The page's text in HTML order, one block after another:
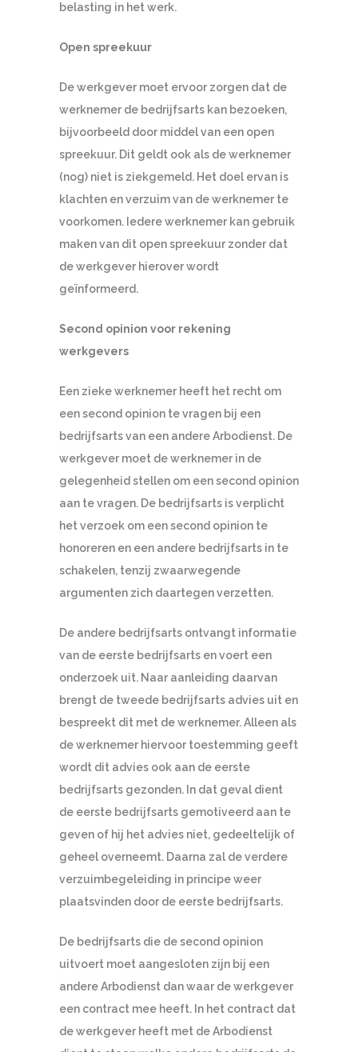
belasting in het werk.
Open spreekuur
De werkgever moet ervoor zorgen dat de
werknemer de bedrijfsarts kan bezoeken,
bijvoorbeeld door middel van een open
spreekuur. Dit geldt ook als de werknemer
(nog) niet is ziekgemeld. Het doel ervan is
klachten en verzuim van de werknemer te
voorkomen. Iedere werknemer kan gebruik
maken van dit open spreekuur zonder dat
de werkgever hierover wordt
geïnformeerd.
Second opinion voor rekening
werkgevers
Een zieke werknemer heeft het recht om
een second opinion te vragen bij een
bedrijfsarts van een andere Arbodienst. De
werkgever moet de werknemer in de
gelegenheid stellen om een second opinion
aan te vragen. De bedrijfsarts is verplicht
het verzoek om een second opinion te
honoreren en een andere bedrijfsarts in te
schakelen, tenzij zwaarwegende
argumenten zich daartegen verzetten.
De andere bedrijfsarts ontvangt informatie
van de eerste bedrijfsarts en voert een
onderzoek uit. Naar aanleiding daarvan
brengt de tweede bedrijfsarts advies uit en
bespreekt dit met de werknemer. Alleen als
de werknemer hiervoor toestemming geeft
wordt dit advies ook aan de eerste
bedrijfsarts gezonden. In dat geval dient
de eerste bedrijfsarts gemotiveerd aan te
geven of hij het advies niet, gedeeltelijk of
geheel overneemt. Daarna zal de verdere
verzuimbegeleiding in principe weer
plaatsvinden door de eerste bedrijfsarts.
De bedrijfsarts die de second opinion
uitvoert moet aangesloten zijn bij een
andere Arbodienst dan waar de werkgever
een contract mee heeft. In het contract dat
de werkgever heeft met de Arbodienst